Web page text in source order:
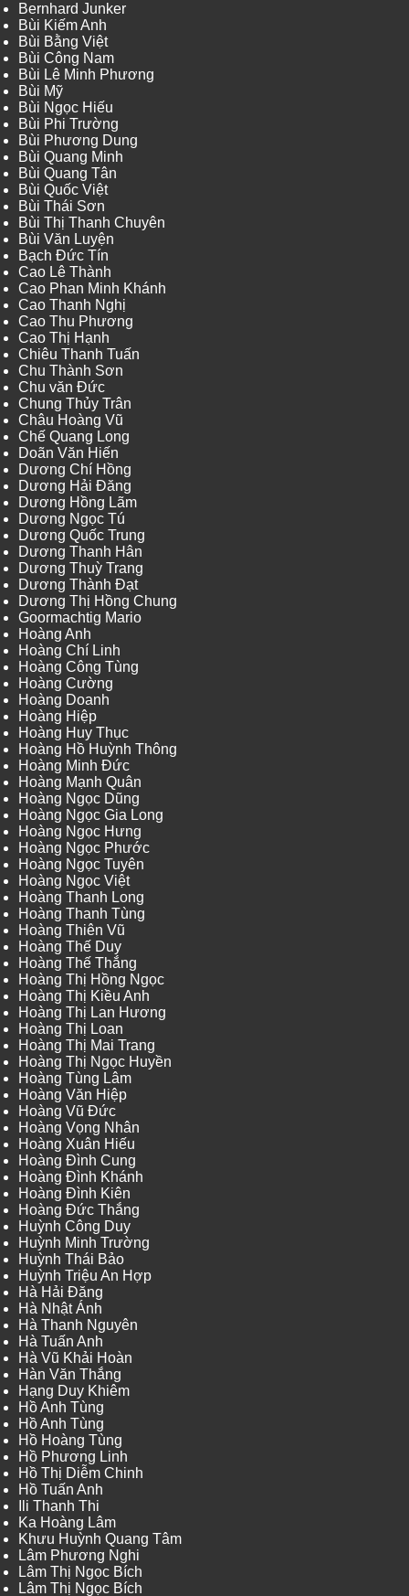
Bernhard Junker
Bùi Kiếm Anh
Bùi Bằng Việt
Bùi Công Nam
Bùi Lê Minh Phương
Bùi Mỹ
Bùi Ngọc Hiếu
Bùi Phi Trường
Bùi Phương Dung
Bùi Quang Minh
Bùi Quang Tân
Bùi Quốc Việt
Bùi Thái Sơn
Bùi Thị Thanh Chuyên
Bùi Văn Luyện
Bạch Đức Tín
Cao Lê Thành
Cao Phan Minh Khánh
Cao Thanh Nghị
Cao Thu Phương
Cao Thị Hạnh
Chiêu Thanh Tuấn
Chu Thành Sơn
Chu văn Đức
Chung Thủy Trân
Châu Hoàng Vũ
Chế Quang Long
Doãn Văn Hiến
Dương Chí Hồng
Dương Hải Đăng
Dương Hồng Lãm
Dương Ngọc Tú
Dương Quốc Trung
Dương Thanh Hân
Dương Thuỳ Trang
Dương Thành Đạt
Dương Thị Hồng Chung
Goormachtig Mario
Hoàng Anh
Hoàng Chí Linh
Hoàng Công Tùng
Hoàng Cường
Hoàng Doanh
Hoàng Hiệp
Hoàng Huy Thục
Hoàng Hồ Huỳnh Thông
Hoàng Minh Đức
Hoàng Mạnh Quân
Hoàng Ngọc Dũng
Hoàng Ngọc Gia Long
Hoàng Ngọc Hưng
Hoàng Ngọc Phước
Hoàng Ngọc Tuyên
Hoàng Ngọc Việt
Hoàng Thanh Long
Hoàng Thanh Tùng
Hoàng Thiên Vũ
Hoàng Thế Duy
Hoàng Thế Thắng
Hoàng Thị Hồng Ngọc
Hoàng Thị Kiều Anh
Hoàng Thị Lan Hương
Hoàng Thị Loan
Hoàng Thị Mai Trang
Hoàng Thị Ngọc Huyền
Hoàng Tùng Lâm
Hoàng Văn Hiệp
Hoàng Vũ Đức
Hoàng Vọng Nhân
Hoàng Xuân Hiếu
Hoàng Đình Cung
Hoàng Đình Khánh
Hoàng Đình Kiên
Hoàng Đức Thắng
Huỳnh Công Duy
Huỳnh Minh Trường
Huỳnh Thái Bảo
Huỳnh Triệu An Hợp
Hà Hải Đăng
Hà Nhật Ánh
Hà Thanh Nguyên
Hà Tuấn Anh
Hà Vũ Khải Hoàn
Hàn Văn Thắng
Hạng Duy Khiêm
Hồ Anh Tùng
Hồ Anh Tùng
Hồ Hoàng Tùng
Hồ Phương Linh
Hồ Thị Diễm Chinh
Hồ Tuấn Anh
Ili Thanh Thi
Ka Hoàng Lâm
Khưu Huỳnh Quang Tâm
Lâm Phương Nghi
Lâm Thị Ngọc Bích
Lâm Thị Ngọc Bích